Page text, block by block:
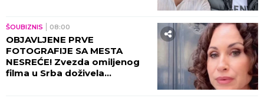
Voditeljka priznala šta se
dešavalo sa Mirčetom, zbog
OVOGA je sve puklo!
ESTRADA 11:30